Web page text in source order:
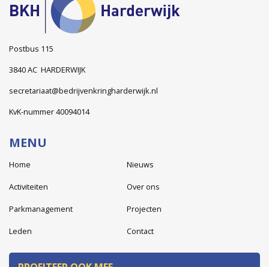
Postbus 115
3840 AC HARDERWIJK
secretariaat@bedrijvenkringharderwijk.nl
KvK-nummer 40094014
MENU
Home Nieuws
Activiteiten Over ons
Parkmanagement Projecten
Leden Contact